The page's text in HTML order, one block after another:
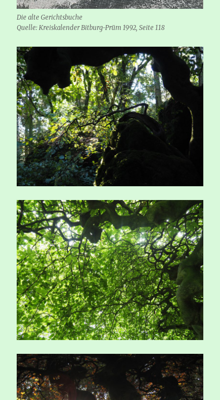
Die alte Gerichtsbuche
Quelle: Kreiskalender Bitburg-Prüm 1992, Seite 118